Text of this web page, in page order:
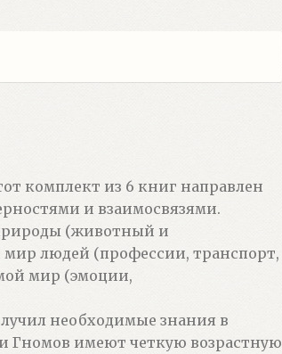
комплект из 6 книг направлен
и взаимосвязями.
(животный и
мир людей (профессии, транспорт,
мир (эмоции,
необходимые знания в
Гномов имеют четкую возрастную